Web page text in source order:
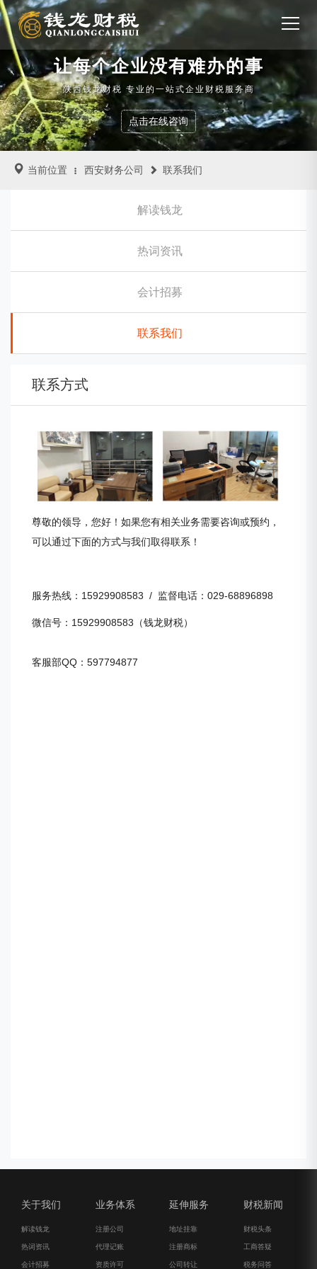
让每个企业没有难办的事
陕西钱龙财税 专业的一站式企业财税服务商
点击在线咨询
当前位置 西安财务公司 联系我们
解读钱龙
热词资讯
会计招募
联系我们
联系方式
尊敬的领导，您好！如果您有相关业务需要咨询或预约，
可以通过下面的方式与我们取得联系！
服务热线：15929908583 / 监督电话：029-68896898
微信号：15929908583（钱龙财税）
客服部QQ：597794877
关于我们
解读钱龙
热词资讯
会计招募
业务体系
注册公司
代理记账
资质许可
延伸服务
地址挂靠
注册商标
公司转让
财税新闻
财税头条
工商答疑
税务问答